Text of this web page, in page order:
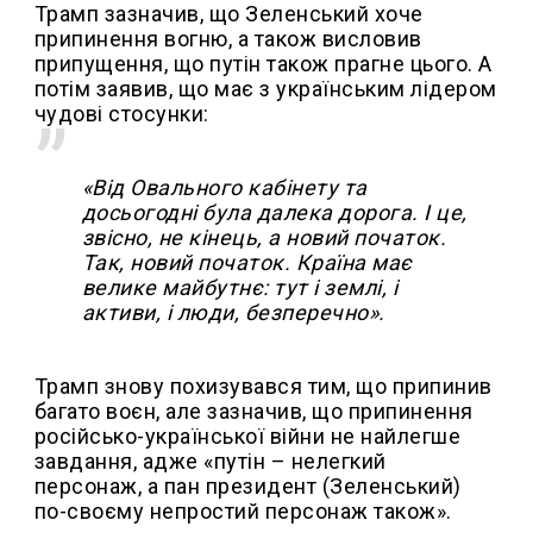
Трамп зазначив, що Зеленський хоче
припинення вогню, а також висловив
припущення, що путін також прагне цього. А
потім заявив, що має з українським лідером
чудові стосунки:
«Від Овального кабінету та
досьогодні була далека дорога. І це,
звісно, не кінець, а новий початок.
Так, новий початок. Країна має
велике майбутнє: тут і землі, і
активи, і люди, безперечно».
Трамп знову похизувався тим, що припинив
багато воєн, але зазначив, що припинення
російсько-української війни не найлегше
завдання, адже «путін – нелегкий
персонаж, а пан президент (Зеленський)
по-своєму непростий персонаж також».